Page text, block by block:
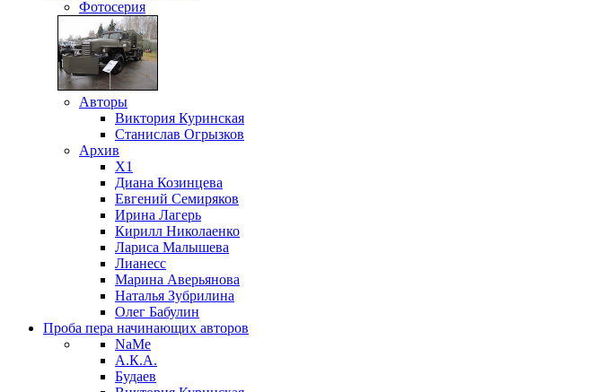
Фотосерия
Авторы
Виктория Куринская
Станислав Огрызков
Архив
X1
Диана Козинцева
Евгений Семиряков
Ирина Лагерь
Кирилл Николаенко
Лариса Малышева
Лианесс
Марина Аверьянова
Наталья Зубрилина
Олег Бабулин
Проба пера начинающих авторов
NaMe
А.К.А.
Будаев